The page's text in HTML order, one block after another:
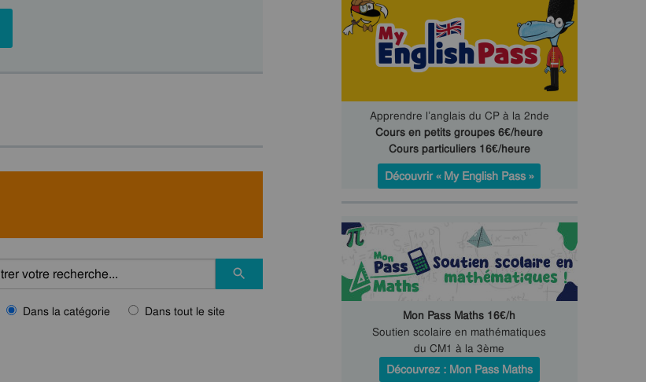
Dans la catégorie Dans tout le site
Apprendre l’anglais du CP à la 2nde
Cours en petits groupes 6€/heure
Cours particuliers 16€/heure
Découvrir « My English Pass »
Mon Pass Maths 16€/h
Soutien scolaire en mathématiques
du CM1 à la 3ème
Découvrez : Mon Pass Maths